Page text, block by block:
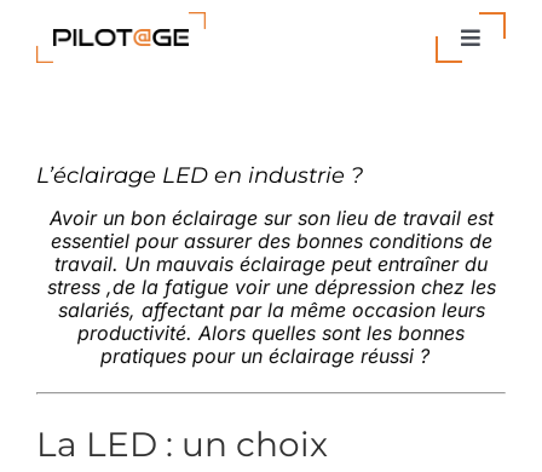
contenu
Toggle
Entreprise
Actualités
Contact
L’éclairage LED en industrie ?
Avoir un bon éclairage sur son lieu de travail est
essentiel pour assurer des bonnes conditions de
travail. Un mauvais éclairage peut entraîner du
stress ,de la fatigue voir une dépression chez les
salariés, affectant par la même occasion leurs
productivité. Alors quelles sont les bonnes
pratiques pour un éclairage réussi ?
La LED : un choix